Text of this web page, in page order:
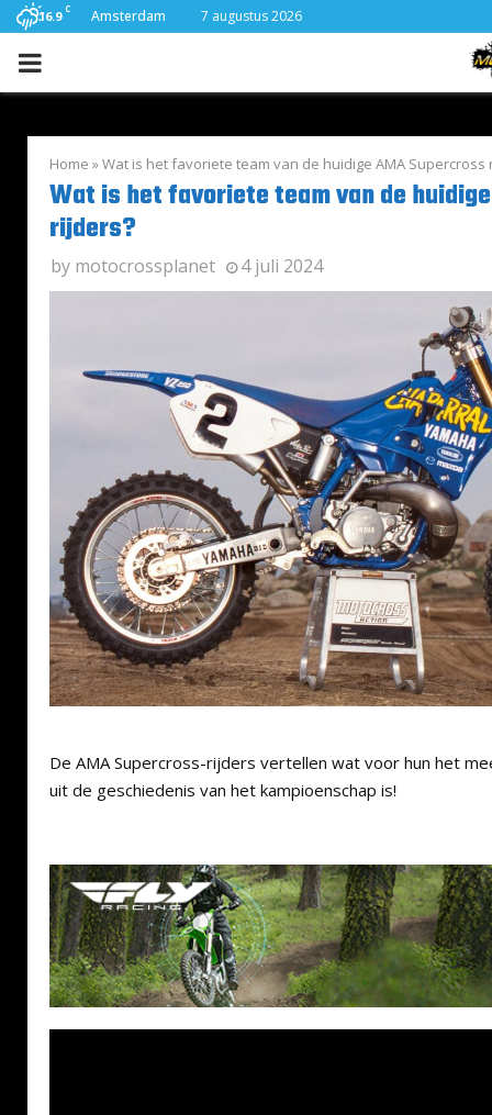
16.9 C Amsterdam 7 augustus 2026
PRIMARY
Home »Wat is het favoriete team van de huidige AMA Supercross
Wat is het favoriete team van de
rijders?
by motocrossplanet 4 juli 2024
De AMA Supercross-rijders vertellen wat voor hun het
uit de geschiedenis van het kampioenschap is!